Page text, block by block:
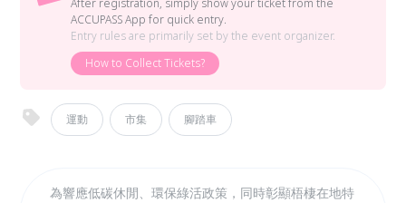
After registration, simply show your ticket from the
ACCUPASS App for quick entry.
Entry rules are primarily set by the event organizer.
How to Collect Tickets?
運動 市集 腳踏車
為響應低碳休閒、環保綠活政策，同時彰顯梧棲在地特